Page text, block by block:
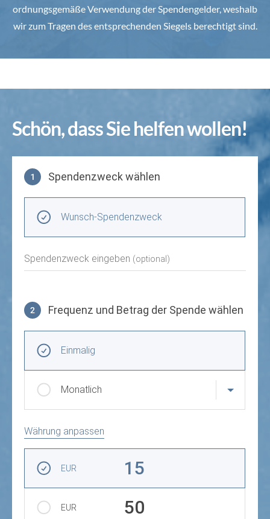
ordnungsgemäße Verwendung der Spendengelder, weshalb
wir zum Tragen des entsprechenden Siegels berechtigt sind.
Schön, dass Sie helfen wollen!
1 Spendenzweck wählen
Wunsch-Spendenzweck
Spendenzweck eingeben (optional)
2 Frequenz und Betrag der Spende wählen
Einmalig
Monatlich
Währung anpassen
EUR 15
EUR 50